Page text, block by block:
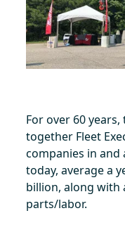
For over 60
together Fleet
companies in
today, average a
billion, along with
parts/labor.